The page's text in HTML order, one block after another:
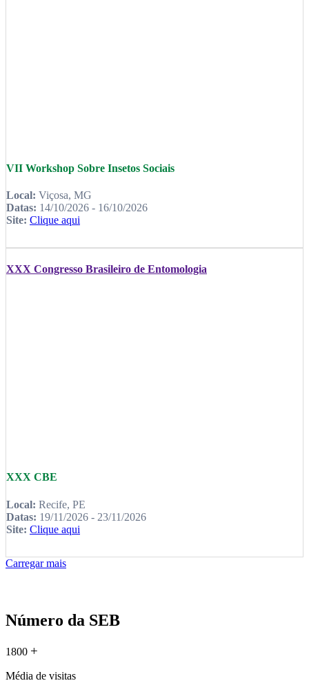
VII Workshop Sobre Insetos Sociais
Local: Viçosa, MG
Datas: 14/10/2026 - 16/10/2026
Site: Clique aqui
XXX Congresso Brasileiro de Entomologia
XXX CBE
Local: Recife, PE
Datas: 19/11/2026 - 23/11/2026
Site: Clique aqui
Carregar mais
Número da SEB
1800 +
Média de visitas